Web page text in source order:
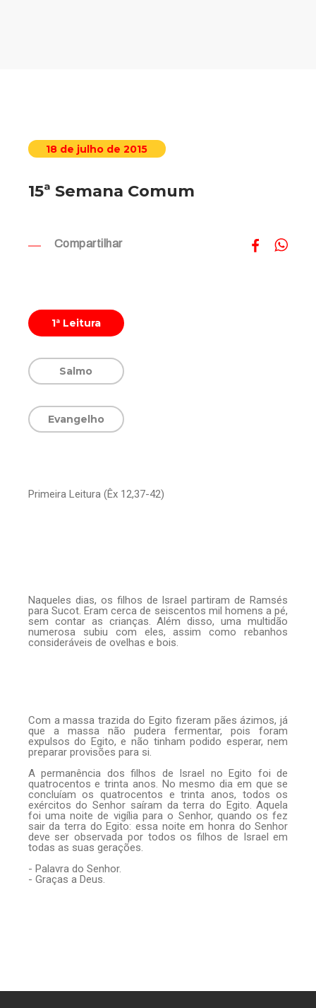
18 de julho de 2015
15ª Semana Comum
Compartilhar
1ª Leitura
Salmo
Evangelho
Primeira Leitura (Êx 12,37-42)
Naqueles dias, os filhos de Israel partiram de Ramsés
para Sucot. Eram cerca de seiscentos mil homens a pé,
sem contar as crianças. Além disso, uma multidão
numerosa subiu com eles, assim como rebanhos
consideráveis de ovelhas e bois.
Com a massa trazida do Egito fizeram pães ázimos, já
que a massa não pudera fermentar, pois foram
expulsos do Egito, e não tinham podido esperar, nem
preparar provisões para si.
A permanência dos filhos de Israel no Egito foi de
quatrocentos e trinta anos. No mesmo dia em que se
concluíam os quatrocentos e trinta anos, todos os
exércitos do Senhor saíram da terra do Egito. Aquela
foi uma noite de vigília para o Senhor, quando os fez
sair da terra do Egito: essa noite em honra do Senhor
deve ser observada por todos os filhos de Israel em
todas as suas gerações.
- Palavra do Senhor.
- Graças a Deus.